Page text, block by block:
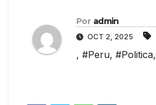
Por admin
OCT 2, 2025
, #Peru, #Politica,